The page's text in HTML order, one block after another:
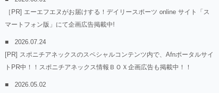
［PR] エーエフエヌがお届けする！デイリースポーツ online サイト「ス
マートフォン版」にて企画広告掲載中!
2026.07.24
[PR] スポニチアネックスのスペシャルコンテンツ内で、Afnポータルサイ
トPR中！！スポニチアネックス情報ＢＯＸ企画広告も掲載中！！
2026.05.02